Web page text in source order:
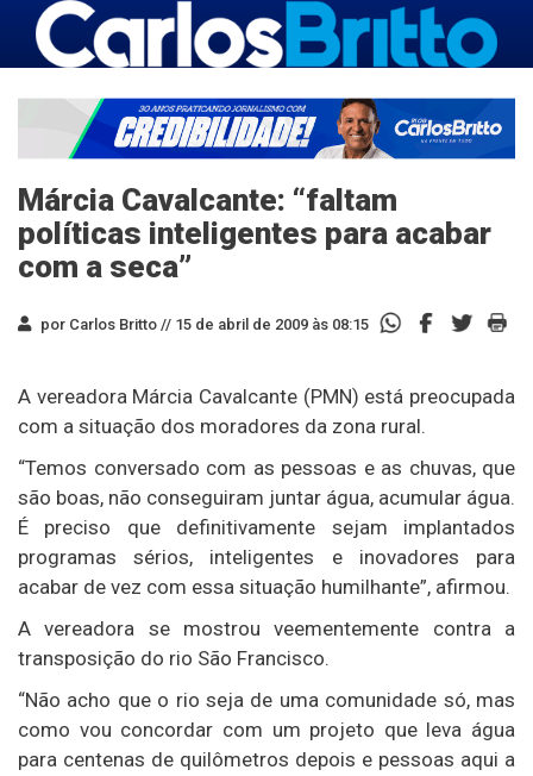
Márcia Cavalcante: “faltam
políticas inteligentes para acabar
com a seca”
por Carlos Britto // 15 de abril de 2009 às 08:15
A vereadora Márcia Cavalcante (PMN) está preocupada
com a situação dos moradores da zona rural.
“Temos conversado com as pessoas e as chuvas, que
são boas, não conseguiram juntar água, acumular água.
É preciso que definitivamente sejam implantados
programas sérios, inteligentes e inovadores para
acabar de vez com essa situação humilhante”, afirmou.
A vereadora se mostrou veementemente contra a
transposição do rio São Francisco.
“Não acho que o rio seja de uma comunidade só, mas
como vou concordar com um projeto que leva água
para centenas de quilômetros depois e pessoas aqui a